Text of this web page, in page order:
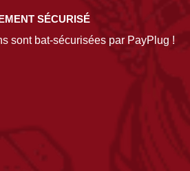
SÉCURISÉ
sont bat-sécurisées par PayPlug !